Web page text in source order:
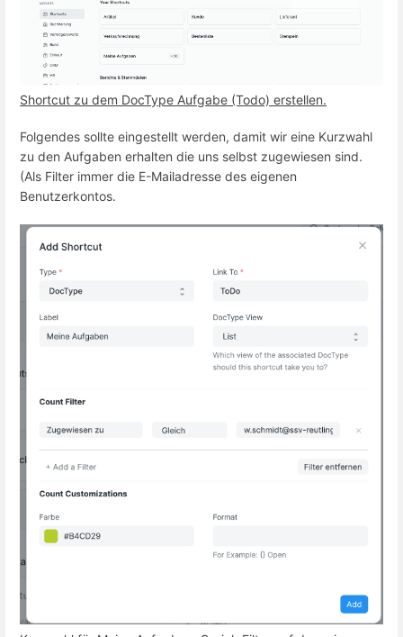
Shortcut zu dem DocType Aufgabe (Todo) erstellen.
Folgendes sollte eingestellt werden, damit wir eine Kurzwahl
zu den Aufgaben erhalten die uns selbst zugewiesen sind.
(Als Filter immer die E-Mailadresse des eigenen
Benutzerkontos.